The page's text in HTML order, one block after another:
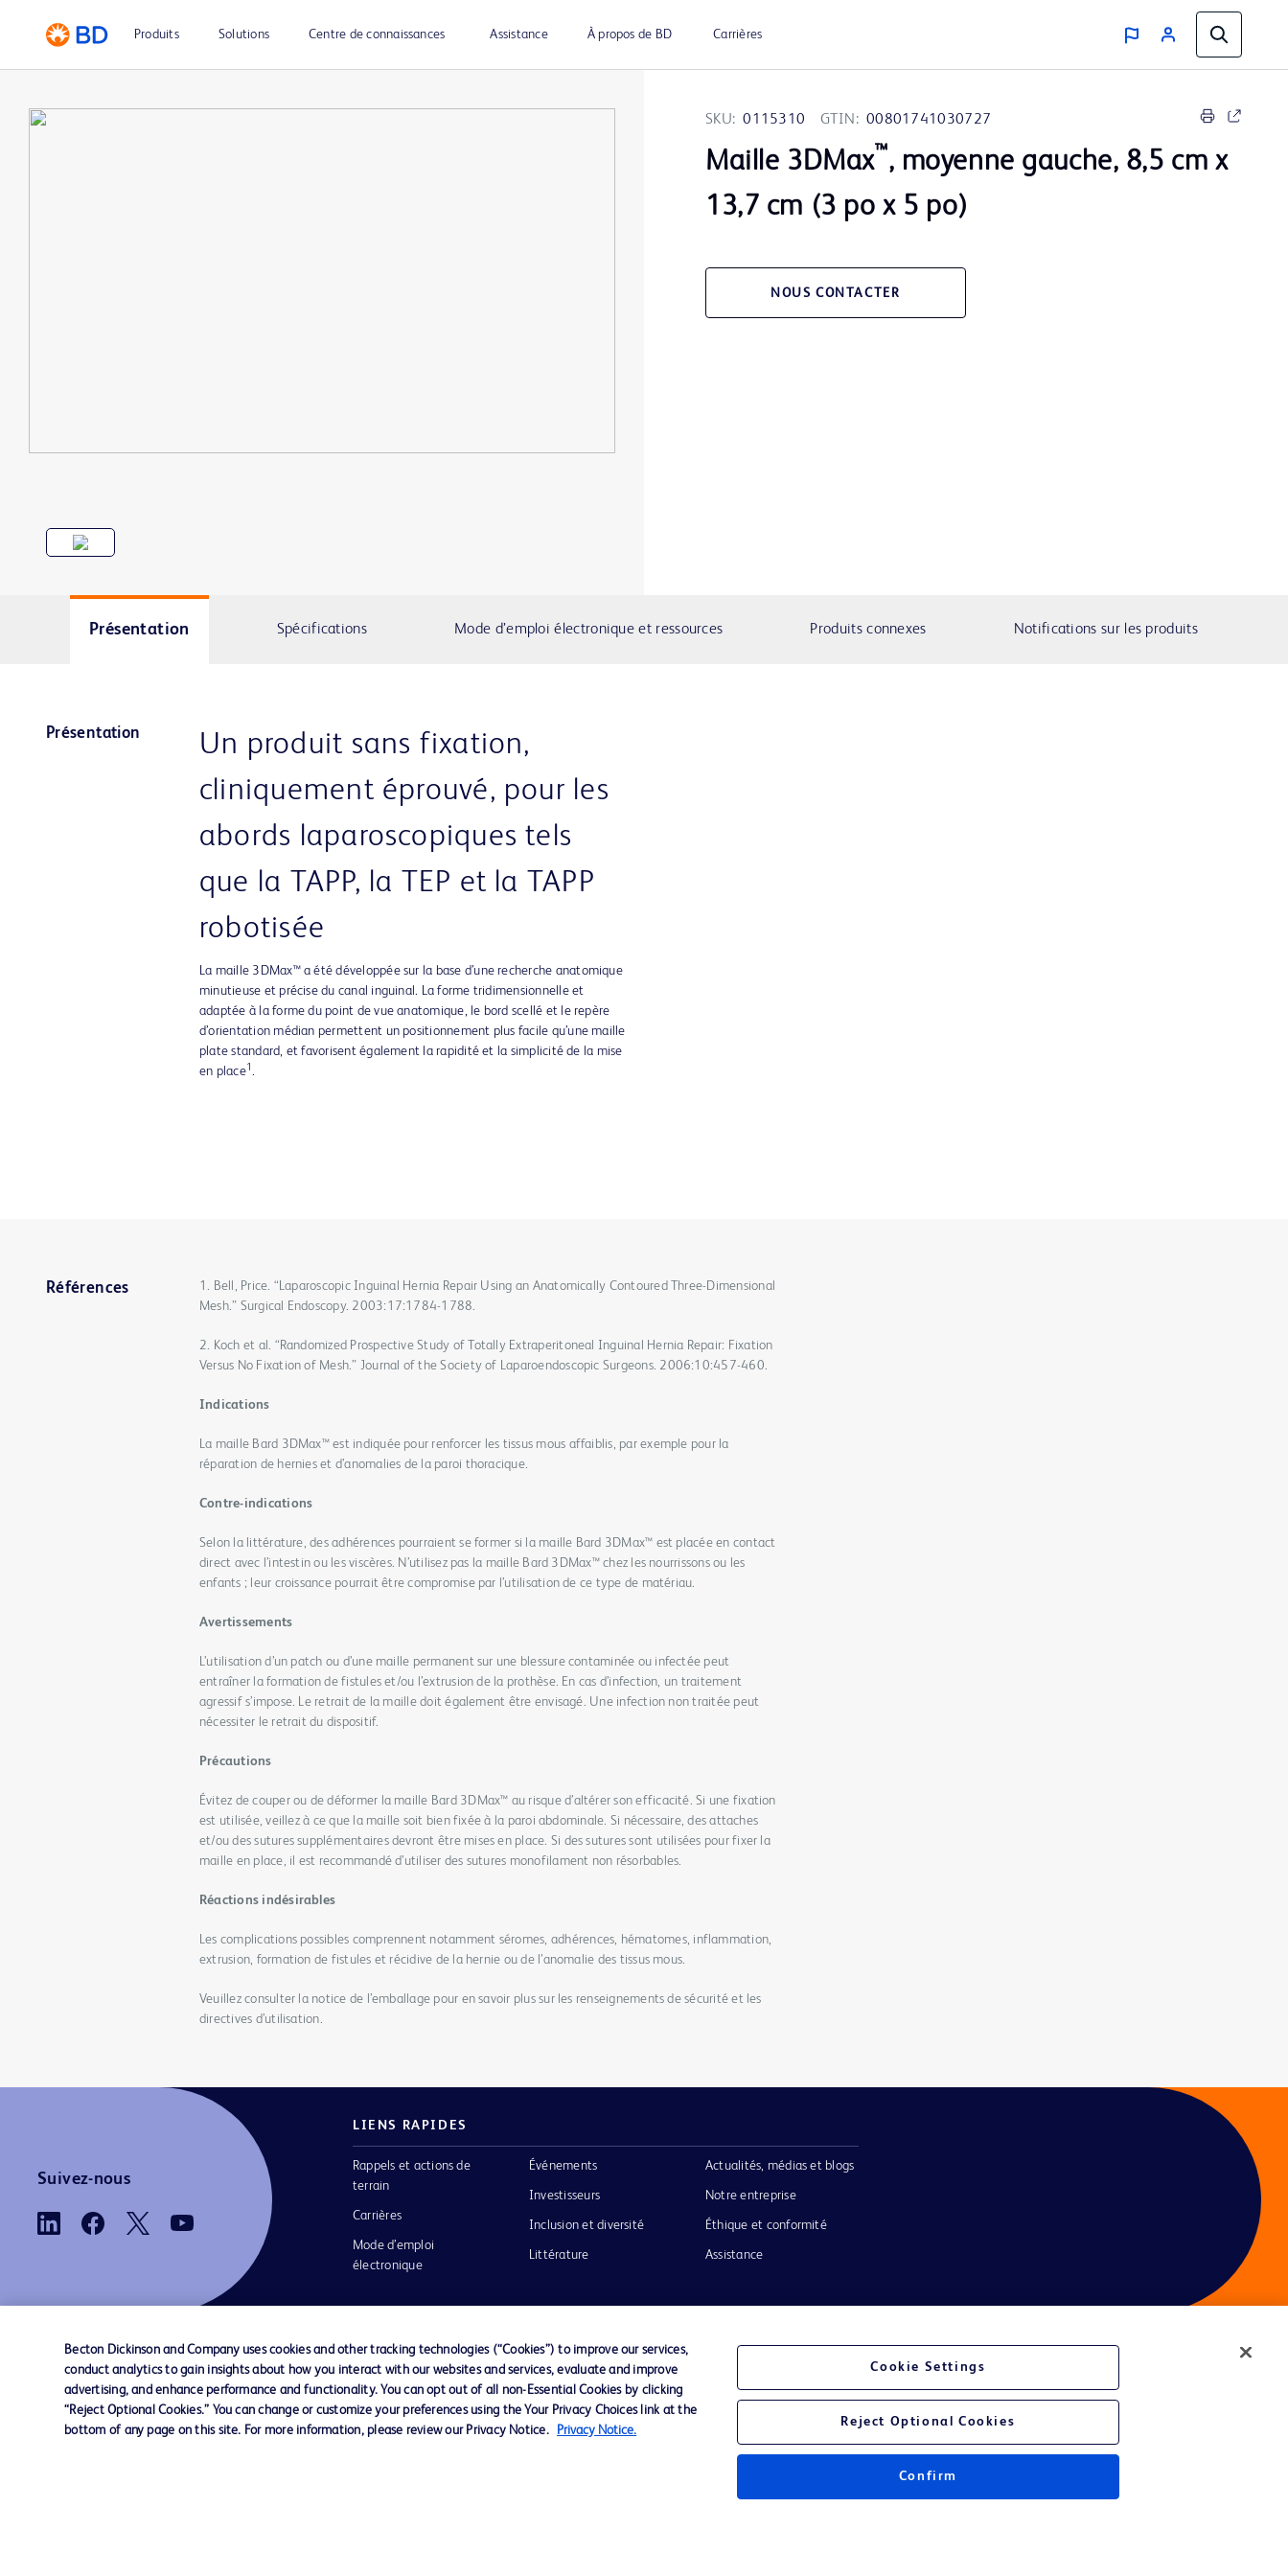
Produits Solutions Centre de connaissances Assistance À propos de BD Carrières
SKU: 0115310 GTIN: 00801741030727
Maille 3DMax™, moyenne gauche, 8,5 cm x
13,7 cm (3 po x 5 po)
NOUS CONTACTER
Présentation Spécifications Mode d’emploi électronique et ressources Produits connexes Notifications sur les produits
Présentation
Un produit sans fixation,
cliniquement éprouvé, pour les
abords laparoscopiques tels
que la TAPP, la TEP et la TAPP
robotisée
La maille 3DMax™ a été développée sur la base d’une recherche anatomique
minutieuse et précise du canal inguinal. La forme tridimensionnelle et
adaptée à la forme du point de vue anatomique, le bord scellé et le repère
d’orientation médian permettent un positionnement plus facile qu’une maille
plate standard, et favorisent également la rapidité et la simplicité de la mise
en place1 .
Références
1. Bell, Price. “Laparoscopic Inguinal Hernia Repair Using an Anatomically Contoured Three-Dimensional
Mesh.” Surgical Endoscopy. 2003:17:1784-1788.
2. Koch et al. “Randomized Prospective Study of Totally Extraperitoneal Inguinal Hernia Repair: Fixation
Versus No Fixation of Mesh.” Journal of the Society of Laparoendoscopic Surgeons. 2006:10:457-460.
Indications
La maille Bard 3DMax™ est indiquée pour renforcer les tissus mous affaiblis, par exemple pour la
réparation de hernies et d’anomalies de la paroi thoracique.
Contre-indications
Selon la littérature, des adhérences pourraient se former si la maille Bard 3DMax™ est placée en contact
direct avec l’intestin ou les viscères. N’utilisez pas la maille Bard 3DMax™ chez les nourrissons ou les
enfants ; leur croissance pourrait être compromise par l’utilisation de ce type de matériau.
Avertissements
L’utilisation d’un patch ou d’une maille permanent sur une blessure contaminée ou infectée peut
entraîner la formation de fistules et/ou l’extrusion de la prothèse. En cas d’infection, un traitement
agressif s’impose. Le retrait de la maille doit également être envisagé. Une infection non traitée peut
nécessiter le retrait du dispositif.
Précautions
Évitez de couper ou de déformer la maille Bard 3DMax™ au risque d’altérer son efficacité. Si une fixation
est utilisée, veillez à ce que la maille soit bien fixée à la paroi abdominale. Si nécessaire, des attaches
et/ou des sutures supplémentaires devront être mises en place. Si des sutures sont utilisées pour fixer la
maille en place, il est recommandé d’utiliser des sutures monofilament non résorbables.
Réactions indésirables
Les complications possibles comprennent notamment séromes, adhérences, hématomes, inflammation,
extrusion, formation de fistules et récidive de la hernie ou de l’anomalie des tissus mous.
Veuillez consulter la notice de l’emballage pour en savoir plus sur les renseignements de sécurité et les
directives d’utilisation.
Suivez-nous
LIENS RAPIDES
Rappels et actions de
terrain
Carrières
Mode d’emploi
électronique
Événements
Investisseurs
Inclusion et diversité
Littérature
Actualités, médias et blogs
Notre entreprise
Éthique et conformité
Assistance
Nous contacter Préférences en matière de cookies Confidentialité Conditions d’utilisation
Becton Dickinson and Company uses cookies and other tracking technologies (“Cookies”) to improve our services,
conduct analytics to gain insights about how you interact with our websites and services, evaluate and improve
advertising, and enhance performance and functionality. You can opt out of all non-Essential Cookies by clicking
“Reject Optional Cookies.” You can change or customize your preferences using the Your Privacy Choices link at the
bottom of any page on this site. For more information, please review our Privacy Notice.
Privacy Notice.
Cookie Settings
Reject Optional Cookies
Confirm